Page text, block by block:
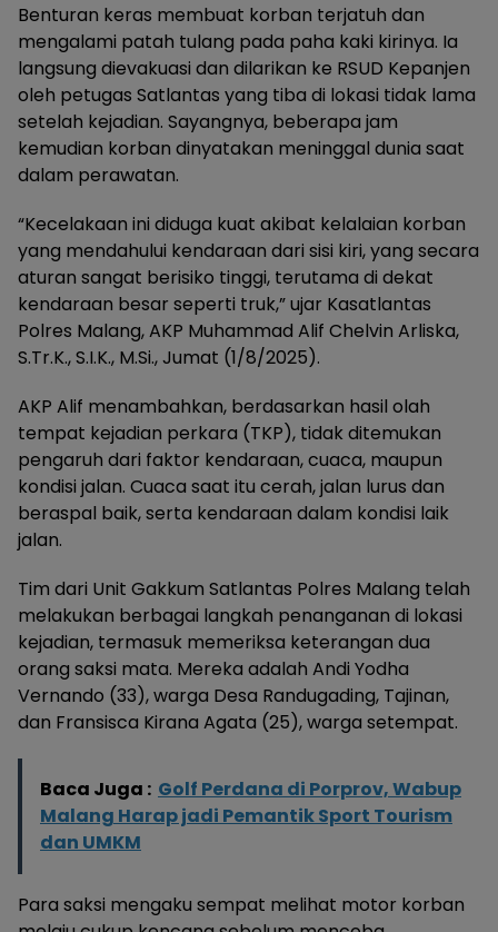
Benturan keras membuat korban terjatuh dan
mengalami patah tulang pada paha kaki kirinya. Ia
langsung dievakuasi dan dilarikan ke RSUD Kepanjen
oleh petugas Satlantas yang tiba di lokasi tidak lama
setelah kejadian. Sayangnya, beberapa jam
kemudian korban dinyatakan meninggal dunia saat
dalam perawatan.
“Kecelakaan ini diduga kuat akibat kelalaian korban
yang mendahului kendaraan dari sisi kiri, yang secara
aturan sangat berisiko tinggi, terutama di dekat
kendaraan besar seperti truk,” ujar Kasatlantas
Polres Malang, AKP Muhammad Alif Chelvin Arliska,
S.Tr.K., S.I.K., M.Si., Jumat (1/8/2025).
AKP Alif menambahkan, berdasarkan hasil olah
tempat kejadian perkara (TKP), tidak ditemukan
pengaruh dari faktor kendaraan, cuaca, maupun
kondisi jalan. Cuaca saat itu cerah, jalan lurus dan
beraspal baik, serta kendaraan dalam kondisi laik
jalan.
Tim dari Unit Gakkum Satlantas Polres Malang telah
melakukan berbagai langkah penanganan di lokasi
kejadian, termasuk memeriksa keterangan dua
orang saksi mata. Mereka adalah Andi Yodha
Vernando (33), warga Desa Randugading, Tajinan,
dan Fransisca Kirana Agata (25), warga setempat.
Baca Juga : Golf Perdana di Porprov, Wabup
Malang Harap jadi Pemantik Sport Tourism
dan UMKM
Para saksi mengaku sempat melihat motor korban